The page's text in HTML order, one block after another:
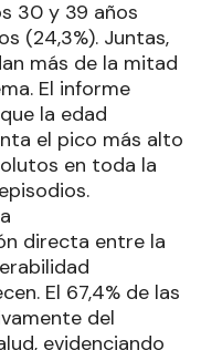
30 y 39 años
(24,3%). Juntas,
más de la mitad
El informe
la edad
el pico más alto
en toda la
directa entre la
El 67,4% de las
del
evidenciando